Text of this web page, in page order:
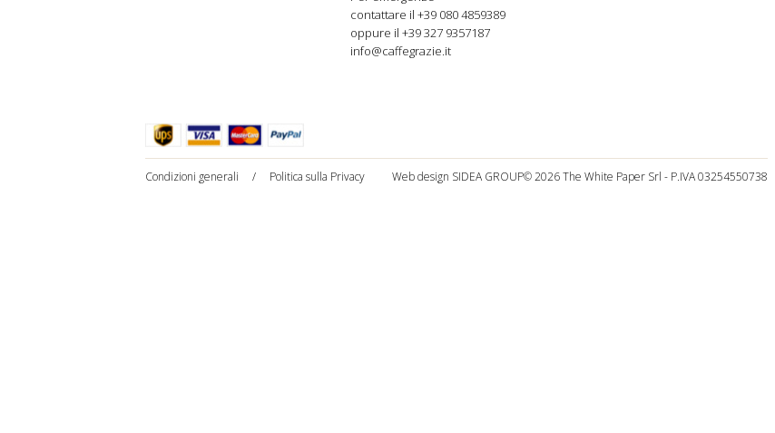
contattare il +39 0804859389
oppure il +39 327 9357187
info@caffegrazie.it
Condizioni generali / Politica sulla Privacy © 2026 The White Paper Srl - P.IVA 03254550738
Web design SIDEA GROUP